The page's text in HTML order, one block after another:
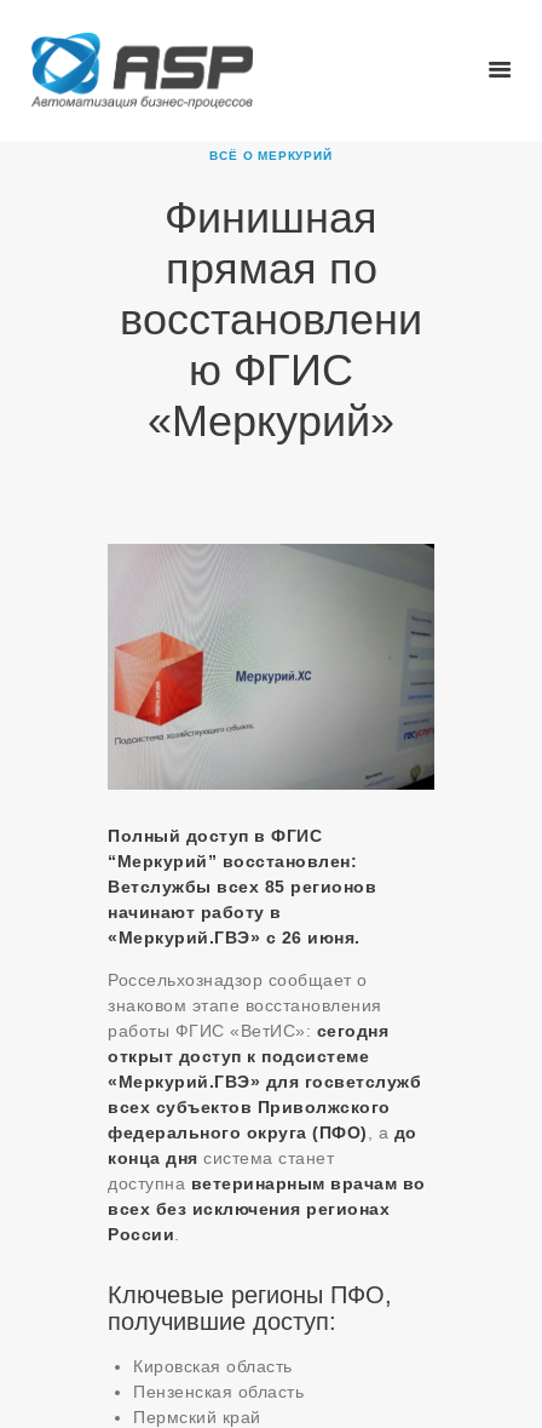
ВСЁ О МЕРКУРИЙ
Финишная
прямая по
восстановлени
ю ФГИС
«Меркурий»
ГЛАВНАЯ
О КОМПАНИИ
НОВОСТИ
КАРЬЕРА
ПАРТНЕРЫ
КОНТАКТЫ
Полный доступ в ФГИС
“Меркурий” восстановлен:
Ветслужбы всех 85 регионов
начинают работу в
«Меркурий.ГВЭ» с 26 июня.
Россельхознадзор сообщает о
знаковом этапе восстановления
работы ФГИС «ВетИС»: сегодня
открыт доступ к подсистеме
«Меркурий.ГВЭ» для госветслужб
всех субъектов Приволжского
федерального округа (ПФО) , а до
конца дня система станет
доступна ветеринарным врачам во
всех без исключения регионах
России
Ключевые регионы ПФО,
получившие доступ:
Кировская область
Пензенская область
Пермский край